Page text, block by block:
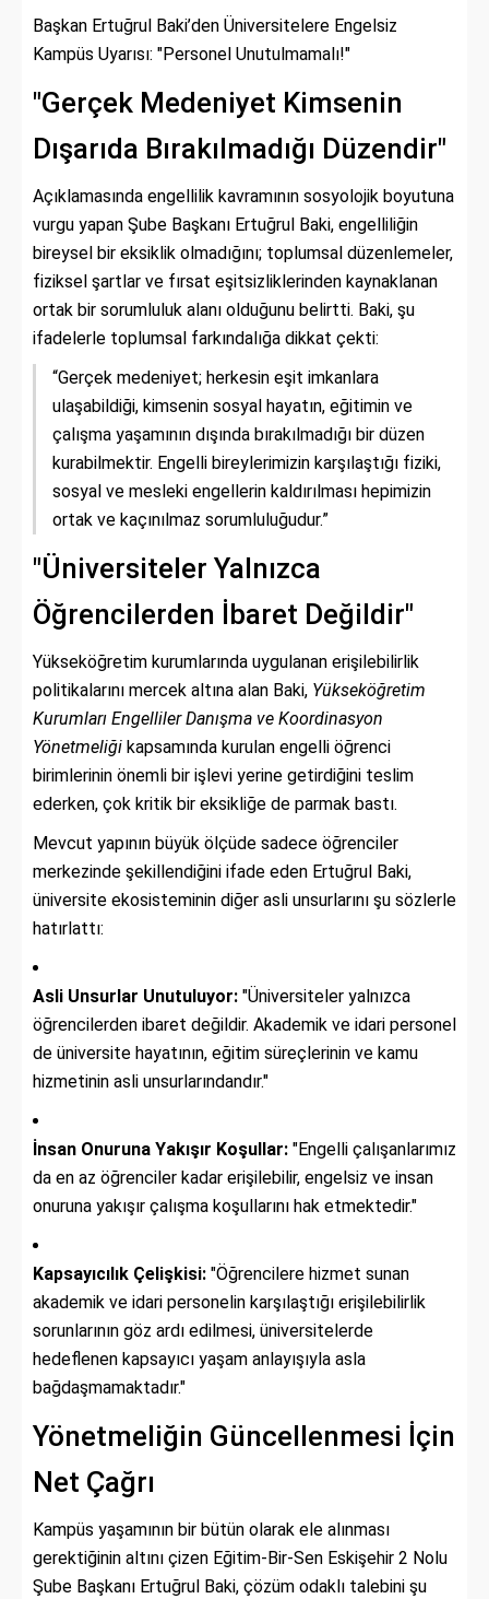
Başkan Ertuğrul Baki’den Üniversitelere Engelsiz
Kampüs Uyarısı: "Personel Unutulmamalı!"
"Gerçek Medeniyet Kimsenin
Dışarıda Bırakılmadığı Düzendir"
Açıklamasında engellilik kavramının sosyolojik boyutuna
vurgu yapan Şube Başkanı Ertuğrul Baki, engelliliğin
bireysel bir eksiklik olmadığını; toplumsal düzenlemeler,
fiziksel şartlar ve fırsat eşitsizliklerinden kaynaklanan
ortak bir sorumluluk alanı olduğunu belirtti. Baki, şu
ifadelerle toplumsal farkındalığa dikkat çekti:
“Gerçek medeniyet; herkesin eşit imkanlara
ulaşabildiği, kimsenin sosyal hayatın, eğitimin ve
çalışma yaşamının dışında bırakılmadığı bir düzen
kurabilmektir. Engelli bireylerimizin karşılaştığı fiziki,
sosyal ve mesleki engellerin kaldırılması hepimizin
ortak ve kaçınılmaz sorumluluğudur.”
"Üniversiteler Yalnızca
Öğrencilerden İbaret Değildir"
Yükseköğretim kurumlarında uygulanan erişilebilirlik
politikalarını mercek altına alan Baki, Yükseköğretim
Kurumları Engelliler Danışma ve Koordinasyon
Yönetmeliği kapsamında kurulan engelli öğrenci
birimlerinin önemli bir işlevi yerine getirdiğini teslim
ederken, çok kritik bir eksikliğe de parmak bastı.
Mevcut yapının büyük ölçüde sadece öğrenciler
merkezinde şekillendiğini ifade eden Ertuğrul Baki,
üniversite ekosisteminin diğer asli unsurlarını şu sözlerle
hatırlattı:
Asli Unsurlar Unutuluyor: "Üniversiteler yalnızca
öğrencilerden ibaret değildir. Akademik ve idari personel
de üniversite hayatının, eğitim süreçlerinin ve kamu
hizmetinin asli unsurlarındandır."
İnsan Onuruna Yakışır Koşullar: "Engelli çalışanlarımız
da en az öğrenciler kadar erişilebilir, engelsiz ve insan
onuruna yakışır çalışma koşullarını hak etmektedir."
Kapsayıcılık Çelişkisi: "Öğrencilere hizmet sunan
akademik ve idari personelin karşılaştığı erişilebilirlik
sorunlarının göz ardı edilmesi, üniversitelerde
hedeflenen kapsayıcı yaşam anlayışıyla asla
bağdaşmamaktadır."
Yönetmeliğin Güncellenmesi İçin
Net Çağrı
Kampüs yaşamının bir bütün olarak ele alınması
gerektiğinin altını çizen Eğitim-Bir-Sen Eskişehir 2 Nolu
Şube Başkanı Ertuğrul Baki, çözüm odaklı talebini şu